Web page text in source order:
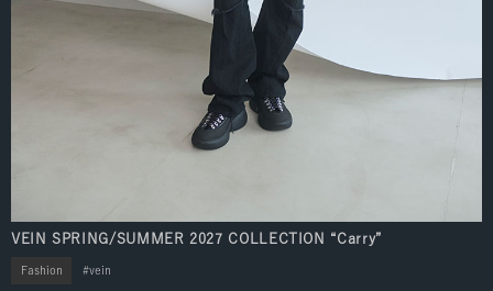
VEIN SPRING/SUMMER 2027 COLLECTION “Carry”
Fashion vein